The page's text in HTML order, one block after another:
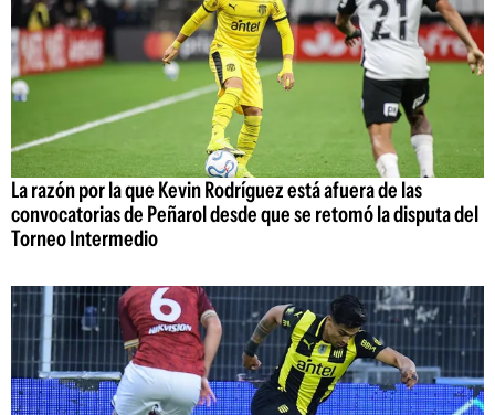
La razón por la que Kevin Rodríguez está afuera de las
convocatorias de Peñarol desde que se retomó la disputa del
Torneo Intermedio